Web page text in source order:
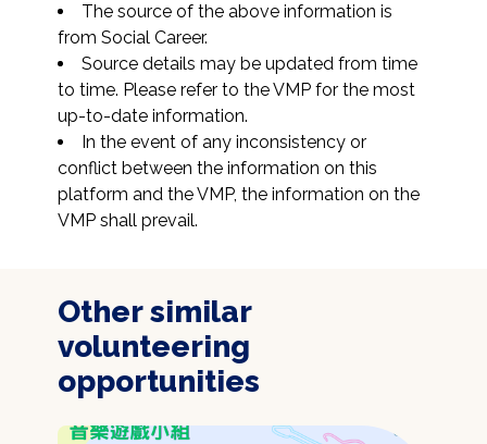
The source of the above information is
from Social Career.
Source details may be updated from time
to time. Please refer to the VMP for the most
up-to-date information.
In the event of any inconsistency or
conflict between the information on this
platform and the VMP, the information on the
VMP shall prevail.
Other similar
volunteering
opportunities